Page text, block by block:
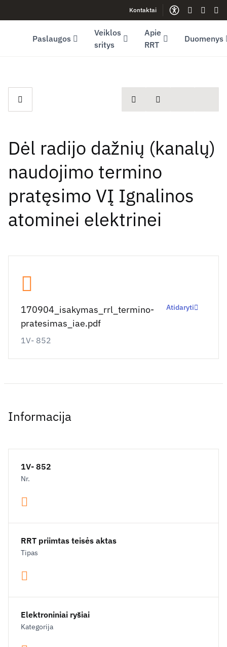
Youtube (opens in new window)Kontaktai
Gestų
Paslaugos
Veiklos
sritys
Apie
RRT
Duomenys
spausdintiDalintis
Dėl radijo dažnių (kanalų)
naudojimo termino
pratęsimo VĮ Ignalinos
atominei elektrinei
170904_isakymas_rrl_termino-
pratesimas_iae.pdf
1V- 852
Atidaryti
Informacija
1V- 852
Nr.
RRT priimtas teisės aktas
Tipas
Elektroniniai ryšiai
Kategorija